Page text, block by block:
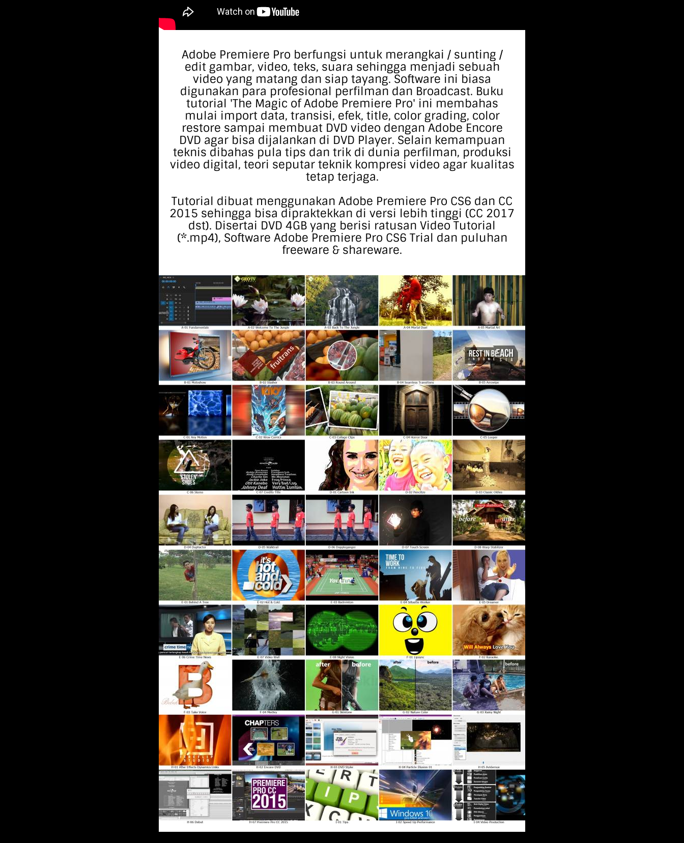
Adobe Premiere Pro berfungsi untuk merangkai / sunting /
edit gambar, video, teks, suara sehingga menjadi sebuah
video yang matang dan siap tayang. Software ini biasa
digunakan para profesional perfilman dan Broadcast. Buku
tutorial 'The Magic of Adobe Premiere Pro' ini membahas
mulai import data, transisi, efek, title, color grading, color
restore sampai membuat DVD video dengan Adobe Encore
DVD agar bisa dijalankan di DVD Player. Selain kemampuan
teknis dibahas pula tips dan trik di dunia perfilman, produksi
video digital, teori seputar teknik kompresi video agar kualitas
tetap terjaga.
Tutorial dibuat menggunakan Adobe Premiere Pro CS6 dan CC
2015 sehingga bisa dipraktekkan di versi lebih tinggi (CC 2017
dst). Disertai DVD 4GB yang berisi ratusan Video Tutorial
(*.mp4), Software Adobe Premiere Pro CS6 Trial dan puluhan
freeware & shareware.